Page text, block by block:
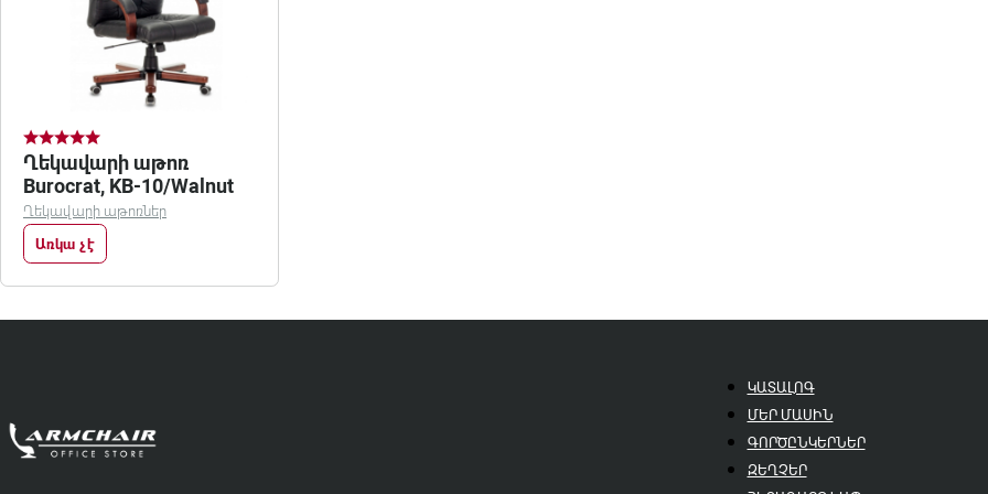
Ղեկավարի աթոռ
Burocrat, KB-10/Walnut
Ղեկավարի աթոռներ
Առկա չէ
ԿԱՏԱԼՈԳ
ՄԵՐ ՄԱՍԻՆ
ԳՈՐԾԸՆԿԵՐՆԵՐ
ԶԵՂՉԵՐ